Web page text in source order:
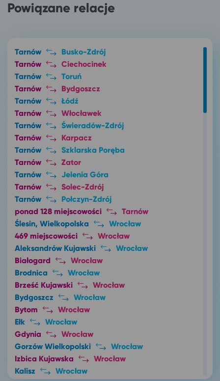
Powiązane relacje
Tarnów
Busko-Zdrój
Tarnów
Ciechocinek
Tarnów
Toruń
Tarnów
Bydgoszcz
Tarnów
Łódź
Tarnów
Włocławek
Tarnów
Świeradów-Zdrój
Tarnów
Karpacz
Tarnów
Szklarska Poręba
Tarnów
Zator
Tarnów
Jelenia Góra
Tarnów
Solec-Zdrój
Tarnów
Połczyn-Zdrój
ponad 128 miejscowości
Tarnów
Ślesin, Wielkopolska
Wrocław
469 miejscowości
Wrocław
Aleksandrów Kujawski
Wrocław
Białogard
Wrocław
Brodnica
Wrocław
Brześć Kujawski
Wrocław
Bydgoszcz
Wrocław
Bytom
Wrocław
Ełk
Wrocław
Gdynia
Wrocław
Gorzów Wielkopolski
Wrocław
Izbica Kujawska
Wrocław
Kalisz
Wrocław